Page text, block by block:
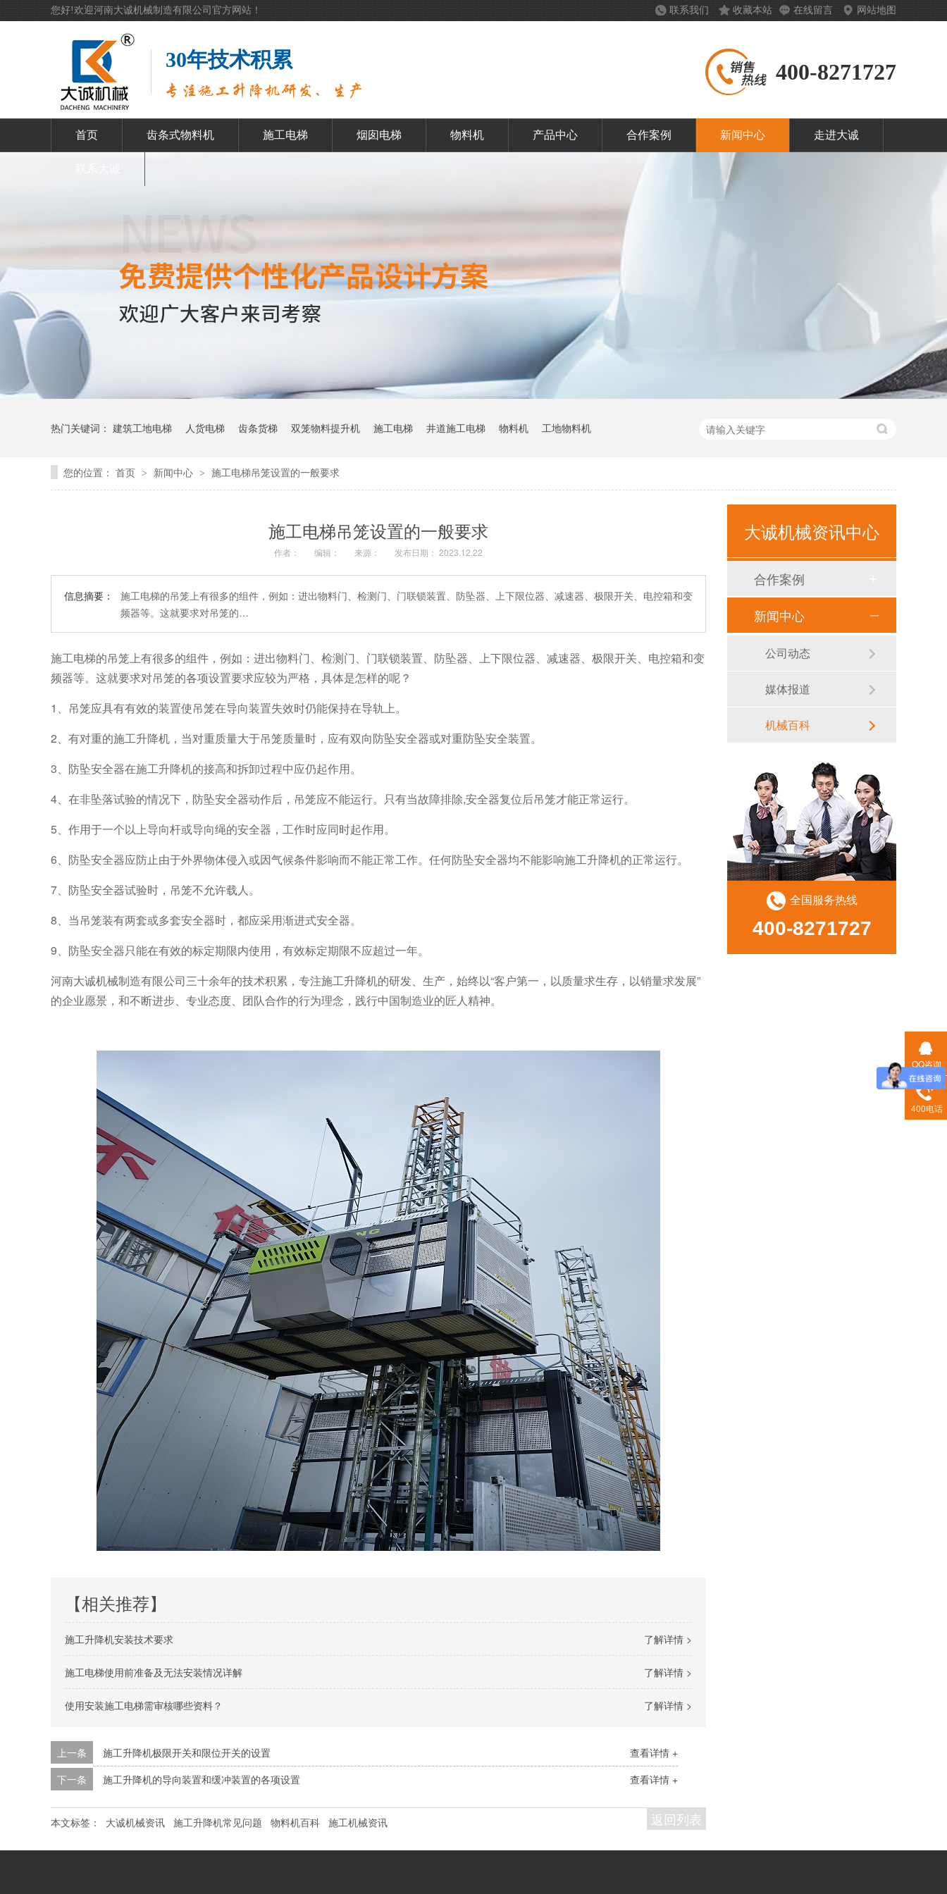
联系我们 收藏本站 在线留言 网站地图
您好!欢迎河南大诚机械制造有限公司官方网站！
30年技术积累 400-8271727
首页 齿条式物料机 施工电梯 烟囱电梯 物料机 产品中心 合作案例 新闻中心 走进大诚
热门关键词： 建筑工地电梯 人货电梯 齿条货梯 双笼物料提升机 施工电梯 井道施工电梯 物料机 工地物料机
您的位置： 首页 > 新闻中心 > 施工电梯吊笼设置的一般要求
施工电梯吊笼设置的一般要求
作者： 编辑： 来源： 发布日期： 2023.12.22
信息摘要：
施工电梯的吊笼上有很多的组件，例如：进出物料门、检测门、门联锁装置、防坠器、上下限位器、减速器、极限开关、电控箱和变
频器等。这就要求对吊笼的…
施工电梯的吊笼上有很多的组件，例如：进出物料门、检测门、门联锁装置、防坠器、上下限位器、减速器、极限开关、电控箱和变
频器等。这就要求对吊笼的各项设置要求应较为严格，具体是怎样的呢？
1、吊笼应具有有效的装置使吊笼在导向装置失效时仍能保持在导轨上。
2、有对重的施工升降机，当对重质量大于吊笼质量时，应有双向防坠安全器或对重防坠安全装置。
3、防坠安全器在施工升降机的接高和拆卸过程中应仍起作用。
4、在非坠落试验的情况下，防坠安全器动作后，吊笼应不能运行。只有当故障排除,安全器复位后吊笼才能正常运行。
5、作用于一个以上导向杆或导向绳的安全器，工作时应同时起作用。
6、防坠安全器应防止由于外界物体侵入或因气候条件影响而不能正常工作。任何防坠安全器均不能影响施工升降机的正常运行。
7、防坠安全器试验时，吊笼不允许载人。
8、当吊笼装有两套或多套安全器时，都应采用渐进式安全器。
9、防坠安全器只能在有效的标定期限内使用，有效标定期限不应超过一年。
河南大诚机械制造有限公司三十余年的技术积累，专注施工升降机的研发、生产，始终以“客户第一，以质量求生存，以销量求发展”
的企业愿景，和不断进步、专业态度、团队合作的行为理念，践行中国制造业的匠人精神。
【相关推荐】
了解详情 >
施工升降机安装技术要求
了解详情 >
施工电梯使用前准备及无法安装情况详解
了解详情 >
使用安装施工电梯需审核哪些资料？
查看详情 +
上一条
施工升降机极限开关和限位开关的设置
查看详情 +
下一条 施工升降机的导向装置和缓冲装置的各项设置
返回列表
本文标签： 大诚机械资讯 施工升降机常见问题 物料机百科 施工机械资讯
大诚机械资讯中心
合作案例
新闻中心
公司动态
媒体报道
机械百科
全国服务热线
400-8271727
QQ咨询
400电话